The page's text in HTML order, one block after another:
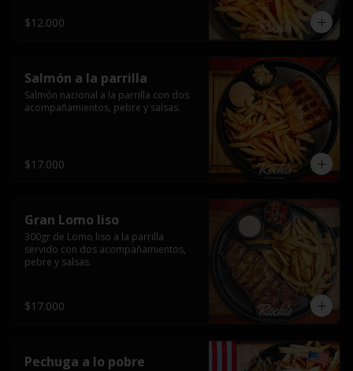
$12.000
Salmón a la parrilla
Salmón nacional a la parrilla con dos
acompañamientos, pebre y salsas.
$17.000
Gran Lomo liso
300gr de Lomo liso a la parrilla
servido con dos acompañamientos,
pebre y salsas.
$17.000
Pechuga a lo pobre